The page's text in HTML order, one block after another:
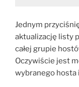
Jednym
aktualizację listy
całej grupie
Oczywiście jest
wybranego hosta